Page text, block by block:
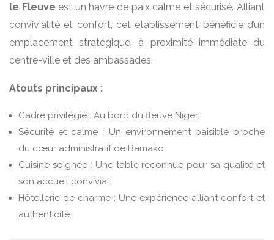
le Fleuve est un havre de paix calme et sécurisé. Alliant
convivialité et confort, cet établissement bénéficie d’un
emplacement stratégique, à proximité immédiate du
centre-ville et des ambassades.
Atouts principaux :
Cadre privilégié : Au bord du fleuve Niger.
Sécurité et calme : Un environnement paisible proche
du cœur administratif de Bamako.
Cuisine soignée : Une table reconnue pour sa qualité et
son accueil convivial.
Hôtellerie de charme : Une expérience alliant confort et
authenticité.